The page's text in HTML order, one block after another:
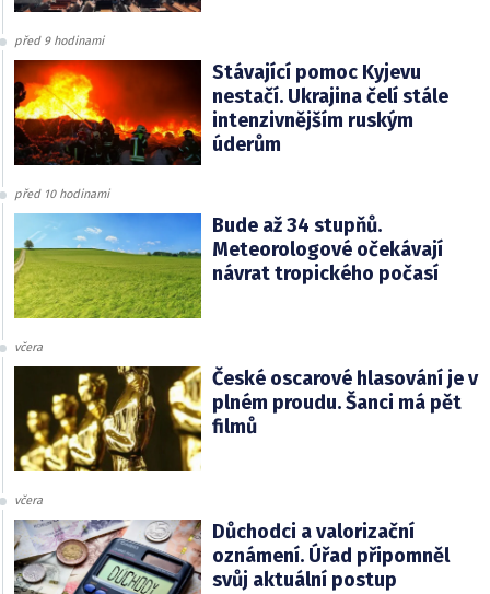
před 9 hodinami
Stávající pomoc Kyjevu
nestačí. Ukrajina čelí stále
intenzivnějším ruským
úderům
před 10 hodinami
Bude až 34 stupňů.
Meteorologové očekávají
návrat tropického počasí
včera
České oscarové hlasování je v
plném proudu. Šanci má pět
filmů
včera
Důchodci a valorizační
oznámení. Úřad připomněl
svůj aktuální postup